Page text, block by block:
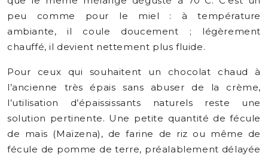
peu comme pour le miel : à température
ambiante, il coule doucement ; légèrement
chauffé, il devient nettement plus fluide.
Pour ceux qui souhaitent un chocolat chaud à
l’ancienne très épais sans abuser de la crème,
l’utilisation d’épaississants naturels reste une
solution pertinente. Une petite quantité de fécule
de maïs (Maïzena), de farine de riz ou même de
fécule de pomme de terre, préalablement délayée